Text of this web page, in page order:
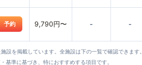
予約 9,790円〜 - -
設を掲載しています。全施設は下の一覧で確認できます。
基準に基づき、特におすすめする項目です。